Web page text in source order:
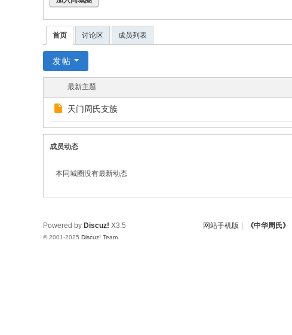
》
w
w.
ch
az
ho
：
首页 讨论区 成员列表
发帖
最新主题
天门周氏支族
成员动态
本同城圈没有最新动态
网站手机版 《中华周氏》
Powered by Discuz! X3.5
© 2001-2025 Discuz! Team